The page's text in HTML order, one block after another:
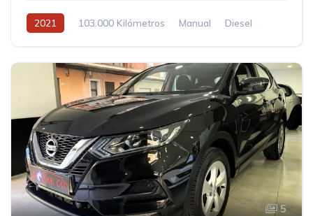
2021 103.000 Kilómetros Manual Diesel
5